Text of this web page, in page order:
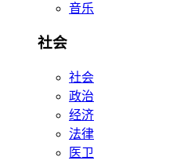
音乐
社会
社会
政治
经济
法律
医卫